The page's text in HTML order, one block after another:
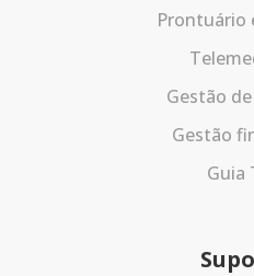
Prontuário
Gestão
Gestão
Guia